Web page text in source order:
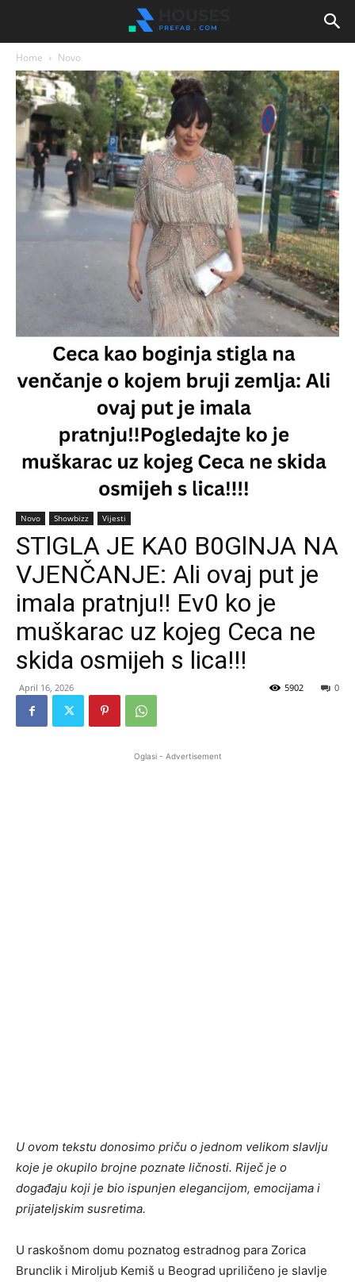
Home Novo
Novo Showbizz Vijesti
STlGLA JE KA0 B0GlNJA NA
VJENČANJE: Ali ovaj put je
imala pratnju!! Ev0 ko je
muškarac uz kojeg Ceca ne
skida osmijeh s lica!!!
April 16, 2026 0
5902
Oglasi - Advertisement
U ovom tekstu donosimo priču o jednom velikom slavlju
koje je okupilo brojne poznate ličnosti. Riječ je o
događaju koji je bio ispunjen elegancijom, emocijama i
prijateljskim susretima.
U raskošnom domu poznatog estradnog para Zorica
Brunclik i Miroljub Kemiš u Beograd upriličeno je slavlje